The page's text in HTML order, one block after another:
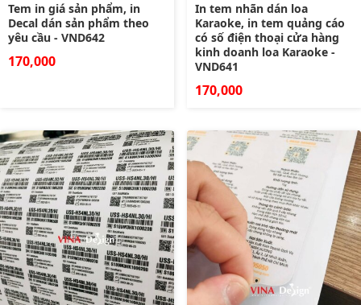
Tem in giá sản phẩm, in
Decal dán sản phẩm theo
yêu cầu - VND642
170,000
In tem nhãn dán loa
Karaoke, in tem quảng cáo
có số điện thoại cửa hàng
kinh doanh loa Karaoke -
VND641
170,000